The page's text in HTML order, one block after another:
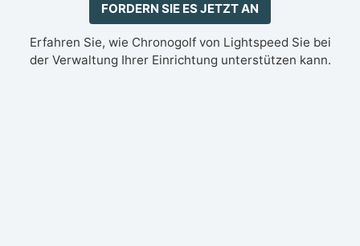
FORDERN SIE ES JETZT AN
Erfahren Sie, wie Chronogolf von Lightspeed Sie bei
der Verwaltung Ihrer Einrichtung unterstützen kann.